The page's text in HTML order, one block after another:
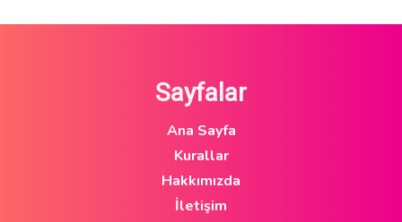
Sayfalar
Ana Sayfa
Kurallar
Hakkımızda
İletişim